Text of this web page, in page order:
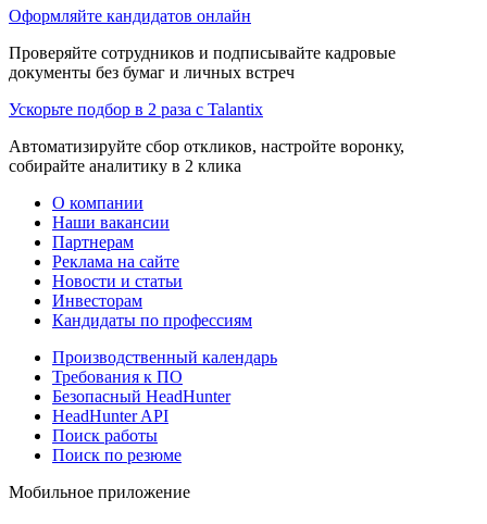
Оформляйте кандидатов онлайн
Проверяйте сотрудников и подписывайте кадровые
документы без бумаг и личных встреч
Ускорьте подбор в 2 раза с Talantix
Автоматизируйте сбор откликов, настройте воронку,
собирайте аналитику в 2 клика
О компании
Наши вакансии
Партнерам
Реклама на сайте
Новости и статьи
Инвесторам
Кандидаты по профессиям
Производственный календарь
Требования к ПО
Безопасный HeadHunter
HeadHunter API
Поиск работы
Поиск по резюме
Мобильное приложение